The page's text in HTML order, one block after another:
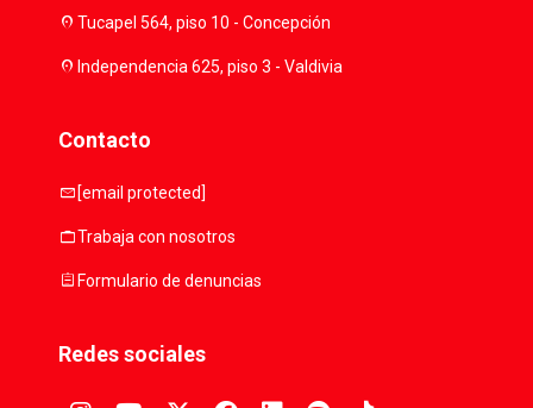
location_onTucapel 564, piso 10 - Concepción
location_onIndependencia 625, piso 3 - Valdivia
Contacto
mail [email protected]
workTrabaja con nosotros
assignmentFormulario de denuncias
Redes sociales